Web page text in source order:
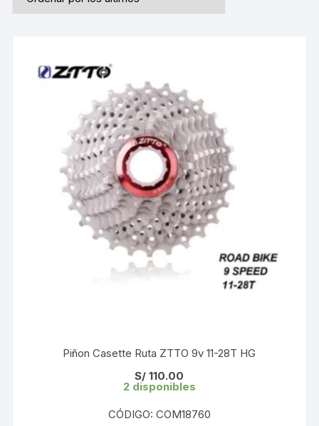
Piñon Casette Ruta ZTTO 9v 11-28T HG
S/ 110.00
2 disponibles
CÓDIGO: COM18760